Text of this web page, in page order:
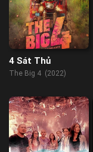
4 Sát Thủ
The Big 4 (2022)